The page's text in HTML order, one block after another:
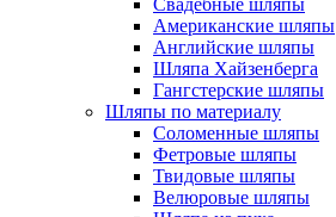
Свадебные шляпы
Американские шляпы
Английские шляпы
Шляпа Хайзенберга
Гангстерские шляпы
Шляпы по материалу
Соломенные шляпы
Фетровые шляпы
Твидовые шляпы
Велюровые шляпы